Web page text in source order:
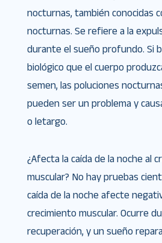
nocturnas, también conocidas
nocturnas. Se refiere a la
durante el sueño profundo. Si
biológico que el cuerpo
semen, las poluciones
pueden ser un problema y
o letargo.
¿Afecta la caída de la noche al
muscular? No hay pruebas
caída de la noche afecte
crecimiento muscular. Ocurre
recuperación, y un sueño